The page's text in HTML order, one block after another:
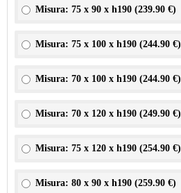
Misura: 75 x 90 x h190 (239.90 €)
Misura: 75 x 100 x h190 (244.90 €)
Misura: 70 x 100 x h190 (244.90 €)
Misura: 70 x 120 x h190 (249.90 €)
Misura: 75 x 120 x h190 (254.90 €)
Misura: 80 x 90 x h190 (259.90 €)